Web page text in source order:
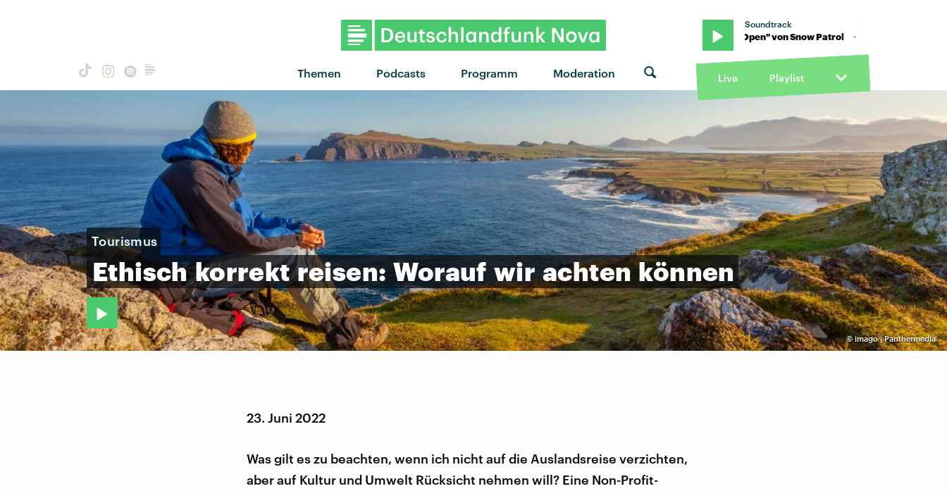
Themen Podcasts Programm Moderation
Soundtrack
"Hands Open" von Snow Patrol · "Hands Open" von Snow Patrol · "Hands Open" von Snow Patrol
Live Playlist
© imago | Panthermedia
Tourismus
Ethisch korrekt reisen: Worauf wir achten können
23. Juni 2022
Was gilt es zu beachten, wenn ich nicht auf die Auslandsreise verzichten,
aber auf Kultur und Umwelt Rücksicht nehmen will? Eine Non-Profit-